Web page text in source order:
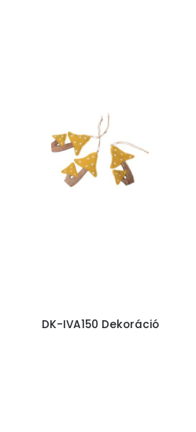
DK-IVA150 Dekoráció